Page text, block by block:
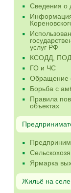
Сведения о
услуг РФ
КСОДД,
ГО и ЧС
Обращение
Борьба с
Правила
объектах
Ярмарка
Жильё на селе